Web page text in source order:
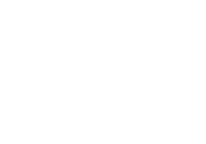
de beneficiile noastre cu prețuri accesibile pentru
dumneavoastră, de aceea orice înregistrare sau transfer de